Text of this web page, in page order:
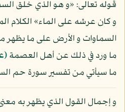
قوله تعالى: «و هو الذي خلق
و كان عرشه على الماء» الكلام
السماوات و الأرض على ما يظهر
ما ورد في ذلك عن أهل العصمة
ما سيأتي من تفسير سورة حم
و إجمال القول الذي يظهر به